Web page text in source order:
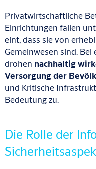
Privatwirtschaftliche
Einrichtungen fallen
eint, dass sie von
Gemeinwesen sind.
drohen nachhaltig
Versorgung der
und Kritische
Bedeutung zu.
Die Rolle der